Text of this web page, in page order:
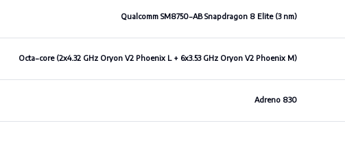
Qualcomm SM8750-AB Snapdragon 8 Elite (3 nm)
Octa-core (2x4.32 GHz Oryon V2 Phoenix L + 6x3.53 GHz Oryon V2 Phoenix M)
Adreno 830